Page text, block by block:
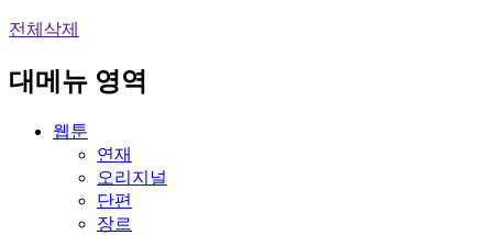
전체삭제
대메뉴 영역
웹툰
연재
오리지널
단편
장르